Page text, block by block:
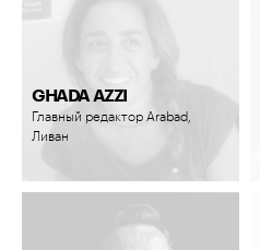
GHADA AZZI
Главный редактор Arabad,
Ливан